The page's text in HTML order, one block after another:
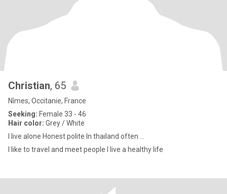
Christian, 65
Nîmes, Occitanie, France
Seeking: Female 33 - 46
Hair color: Grey / White
I live alone Honest polite In thailand often ...
I like to travel and meet people I live a healthy life